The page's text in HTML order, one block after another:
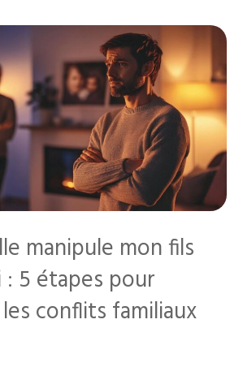
manipule mon fils
5 étapes pour
conflits familiaux